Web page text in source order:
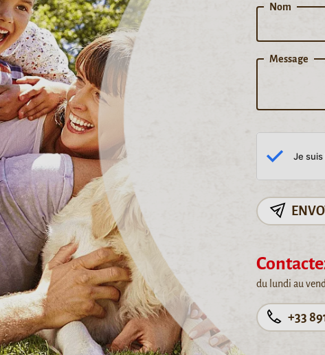
Nom
Message
du lundi au
+33